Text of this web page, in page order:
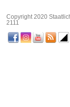
Copyright 2020
2111